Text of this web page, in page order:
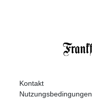
Kontakt
Nutzungsbedingungen